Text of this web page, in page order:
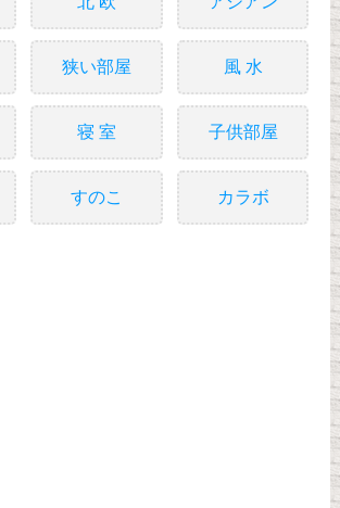
狭い部屋 風 水
寝 室 子供部屋
すのこ カラボ